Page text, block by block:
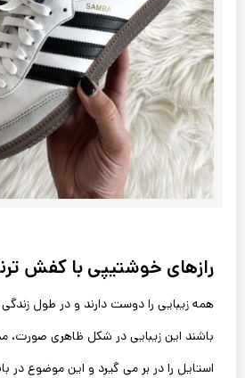
رازهای خوشتیپی با کفش
همه زیبایی را دوست دارند و در طول زندگی
باشند این زیبایی در شکل ظاهری صورت،
استایل را در بر می گیرد و این‌ موضوع در